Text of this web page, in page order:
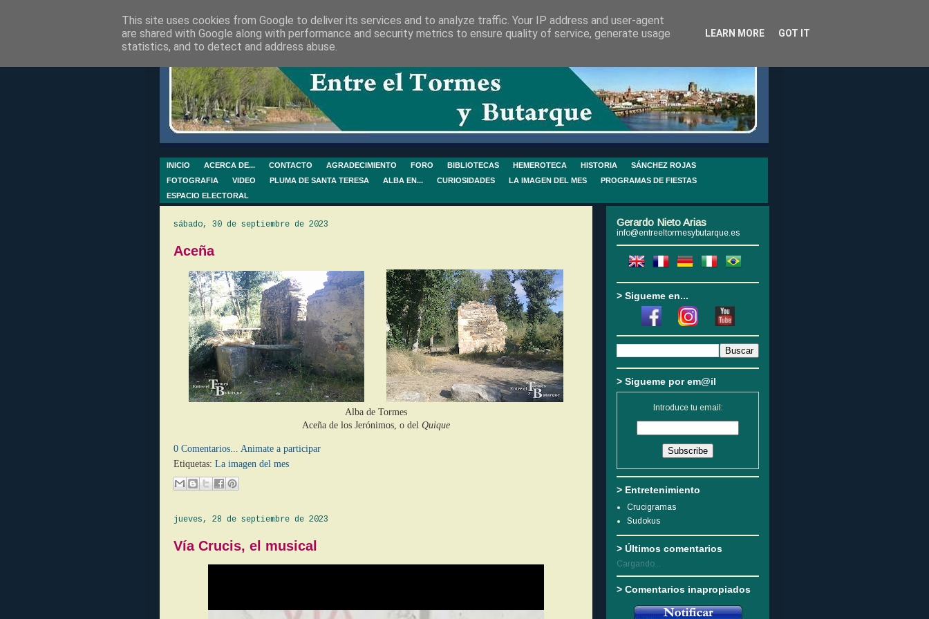
INICIO ACERCA DE... CONTACTO AGRADECIMIENTO FORO BIBLIOTECAS HEMEROTECA HISTORIA
SÁNCHEZ ROJAS
FOTOGRAFIA
VIDEO PLUMA DE SANTA TERESA ALBA EN... CURIOSIDADES LA IMAGEN DEL MES
PROGRAMAS DE FIESTAS
ESPACIO ELECTORAL
sábado, 30 de septiembre de 2023
Aceña
Alba de Tormes
Aceña de los Jerónimos, o del Quique
0 Comentarios... Animate a participar
Etiquetas: La imagen del mes
jueves, 28 de septiembre de 2023
Vía Crucis, el musical
Gerardo Nieto Arias
info@entreeltormesybutarque.es
> Sigueme en...
> Sigueme por em@il
Introduce tu email:
> Entretenimiento
Crucigramas
Sudokus
> Últimos comentarios
Cargando...
> Comentarios inapropiados
This site uses cookies from Google to deliver its services and to analyze traffic. Your IP address and user-agent
are shared with Google along with performance and security metrics to ensure quality of service, generate usage
statistics, and to detect and address abuse.
LEARN MORE GOT IT